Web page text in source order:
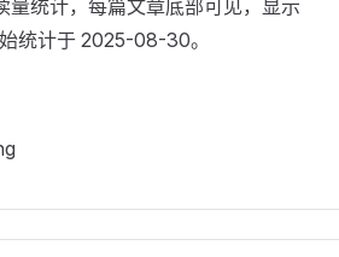
量统计，每篇文章底部可见，显示
统计于 2025-08-30。